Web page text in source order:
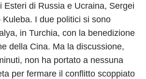
Esteri di Russia e Ucraina, Sergei
Kuleba. I due politici si sono
in Turchia, con la benedizione
della Cina. Ma la discussione,
non ha portato a nessuna
per fermare il conflitto scoppiato